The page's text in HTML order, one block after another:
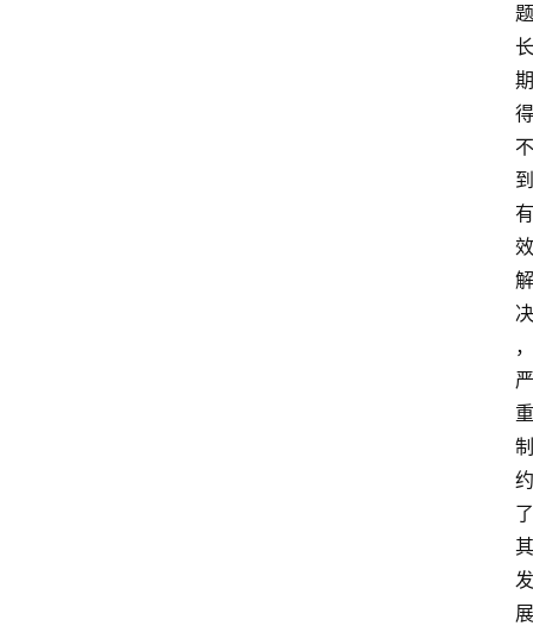
题
长
期
得
不
到
有
效
解
决
，
严
重
制
约
了
其
发
展